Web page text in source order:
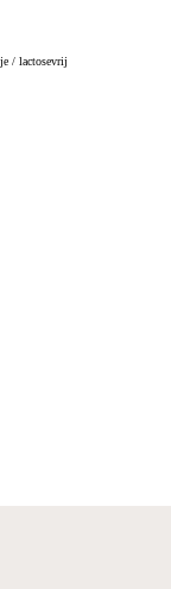
/ lactosevrij